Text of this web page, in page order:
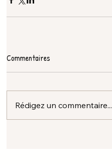
Commentaires
Rédigez un commentaire...